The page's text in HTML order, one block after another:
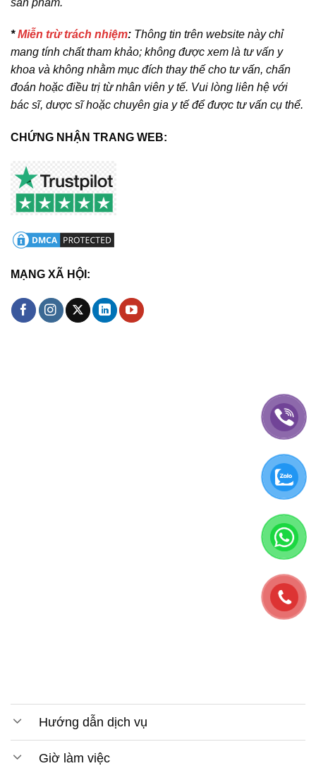
*Miễn trừ trách nhiệm: Thông tin trên website này chỉ
mang tính chất tham khảo; không được xem là tư vấn y
khoa và không nhằm mục đích thay thế cho tư vấn, chẩn
đoán hoặc điều trị từ nhân viên y tế. Vui lòng liên hệ với
bác sĩ, dược sĩ hoặc chuyên gia y tế để được tư vấn cụ thể.
CHỨNG NHẬN TRANG WEB:
MẠNG XÃ HỘI:
Hướng dẫn dịch vụ
Giờ làm việc